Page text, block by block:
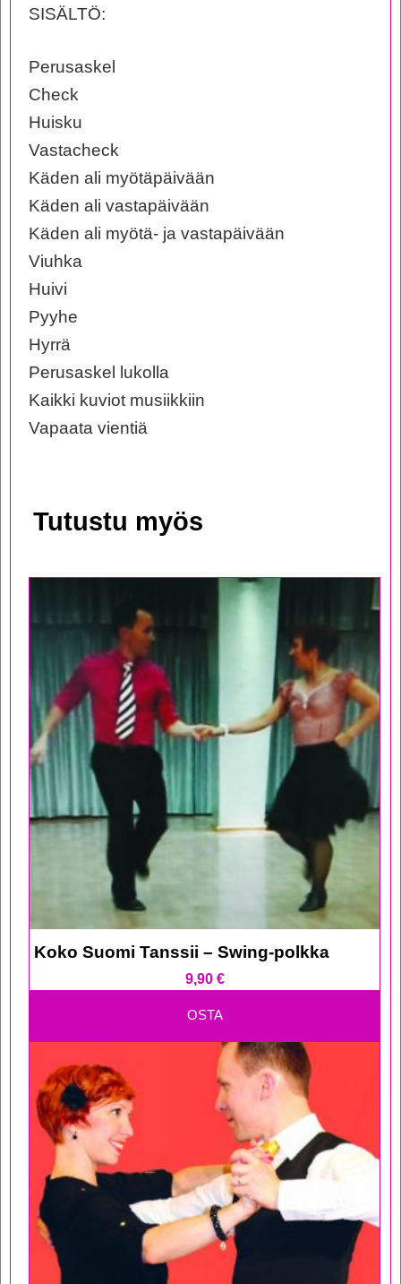
SISÄLTÖ:
Perusaskel
Check
Huisku
Vastacheck
Käden ali myötäpäivään
Käden ali vastapäivään
Käden ali myötä- ja vastapäivään
Viuhka
Huivi
Pyyhe
Hyrrä
Perusaskel lukolla
Kaikki kuviot musiikkiin
Vapaata vientiä
Tutustu myös
Koko Suomi Tanssii – Swing-polkka
9,90 €
OSTA